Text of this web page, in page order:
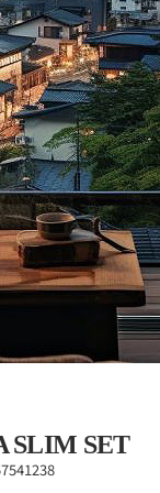
SLIM SET